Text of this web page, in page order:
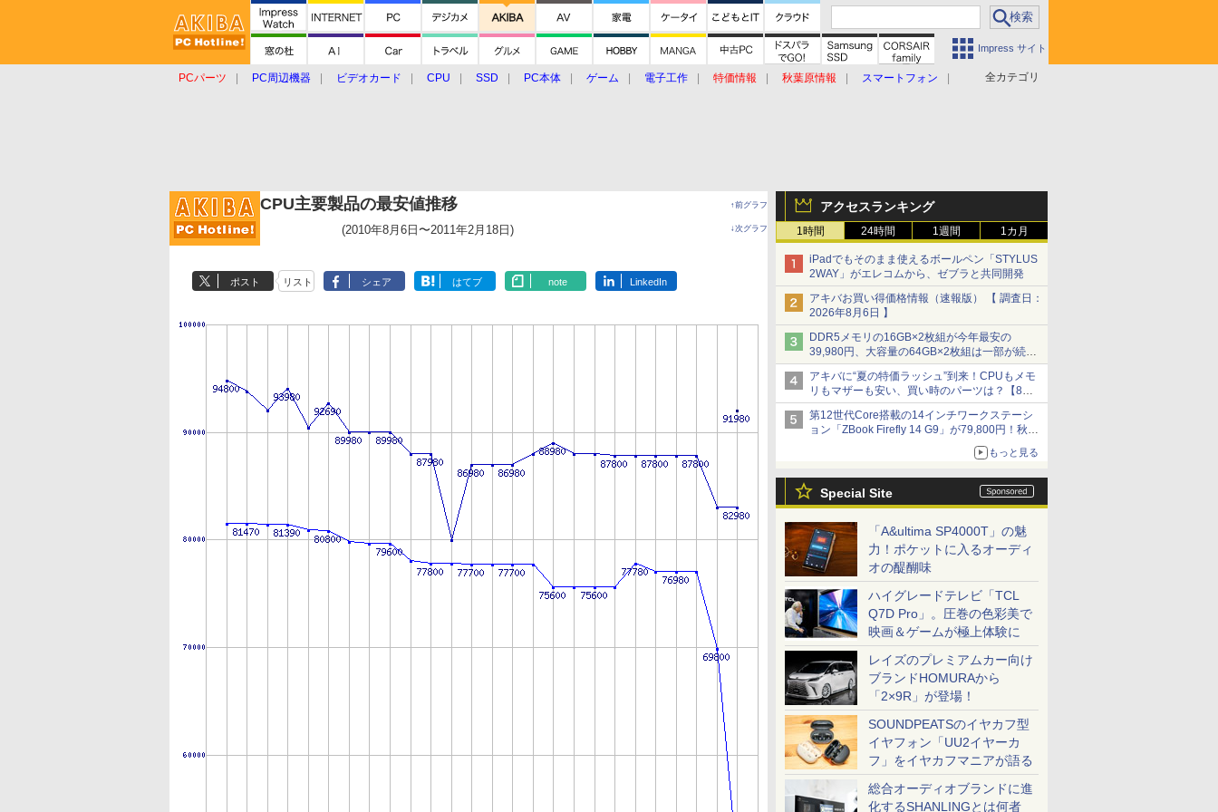
Impress サイト
全カテゴリ
PCパーツ PC周辺機器 ビデオカード CPU SSD PC本体 ゲーム 電子工作 特価情報 秋葉原情報
スマートフォン
アクセスランキング
1時間 24時間 1週間 1カ月
iPadでもそのまま使えるボールペン「STYLUS
2WAY」がエレコムから、ゼブラと共同開発
アキバお買い得価格情報（速報版） 【 調査日：
2026年8月6日 】
DDR5メモリの16GB×2枚組が今年最安の
39,980円、大容量の64GB×2枚組は一部が続騰
[8月前半のメモリ価格]
アキバに“夏の特価ラッシュ”到来！CPUもメモ
リもマザーも安い、買い時のパーツは？【8月7
日(金)22時配信】
第12世代Core搭載の14インチワークステーシ
ョン「ZBook Firefly 14 G9」が79,800円！秋葉
もっと見る
Special Site
「A&ultima SP4000T」の魅
力！ポケットに入るオーディ
オの醍醐味
ハイグレードテレビ「TCL
Q7D Pro」。圧巻の色彩美で
映画＆ゲームが極上体験に
レイズのプレミアムカー向け
ブランドHOMURAから
「2×9R」が登場！
SOUNDPEATSのイヤカフ型
イヤフォン「UU2イヤーカ
フ」をイヤカフマニアが語る
総合オーディオブランドに進
化するSHANLINGとは何者
CPU主要製品の最安値推移 ↑前グラフ
↓次グラフ
(2010年8月6日〜2011年2月18日)
ポスト リスト シェア はてブ note LinkedIn